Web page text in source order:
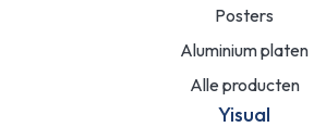
Posters
Aluminium platen
Alle producten
Yisual